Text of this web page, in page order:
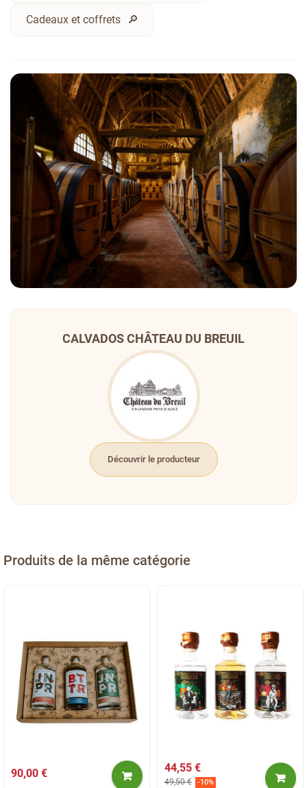
Cadeaux et coffrets
CALVADOS CHÂTEAU DU BREUIL
Découvrir le producteur
Produits de la même catégorie
90,00 € 44,55 €
49,50 € -10%